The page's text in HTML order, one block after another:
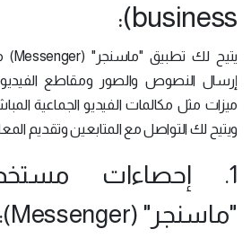
business):
إرسال النصوص والصور ومقاطع
ميزات مثل مكالمات الفيديو الجماعية
ويتيح لك التواصل مع المتابعين وتقديم
1. إحصاءات
"ماسنجر" (Messenger):